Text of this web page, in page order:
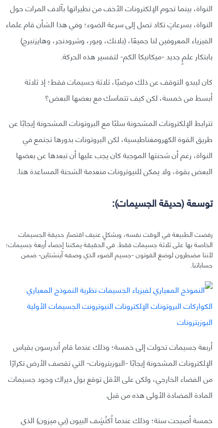
النواة، بينما تحوم الإلكترونات الأخف من نظيراتها بآلاف المرات حول
النواة، بسرعاتٍ تكاد تصل إلى سرعة الضوء؛ وفي هذا الشأن قام علماء
الفيزياء المعروفين لنا جميعًا، (بلانك، وبور، وشرودنجر، وهايزنبرج)
بابتكار علمٍ جديد -ميكانيكا الكم- لتفسير هذه الحركة.
كان ليبدو التوقف عن ذلك مرضيًا، ثلاثة جسيمات فقط؛ إذ ثلاثة
أبسط من خمسة، لكن كيف تتماسك مع بعضها البعض؟
تترابط الإلكترونات المشحونة سلبًا مع البروتونات المشحونة إيجابًا عن
طريق القوة الكهرومغناطيسية، لكن البروتونات بدورها تجتمع في
النواة، رغم أن شحنتها الموجبة كان يجب عليها أن تبعدها عن بعضها
البعض بقوة، ولا يمكن للنيوترونات منعدمة الشحنة المساعدة هنا.
توسعة (حديقة الجسيمات):
رفضت الطبيعة في الوقت نفسه، وبشكلٍ عنيف اقتصار حديقة الجسيمات
الخاصة بها على ثلاثة جسيمات فقط. في الحقيقة يمكننا إحصاء أربعة جسيمات؛
لأننا مضطرون لوضع الفوتون -جسيم الضوء الذي وصفه آينشتاين- ضمن
حساباتنا.
أربعة جسيمات تحولت إلى خمسة؛ وذلك عندما قام أندرسون بقياس
الإلكترونات المشحونة إيجابًا -البوزيترونات- التي تقصف الأرض تكرارًا
من الفضاء الخارجي، ولكن على الأقل توقع بول ديراك وجود جسيمات
المادة المضادة الأولى هذه من قبل.
خمسة أصبحت ستة؛ وذلك عندما اُكتُشِف البيون (بي ميزون) الذي